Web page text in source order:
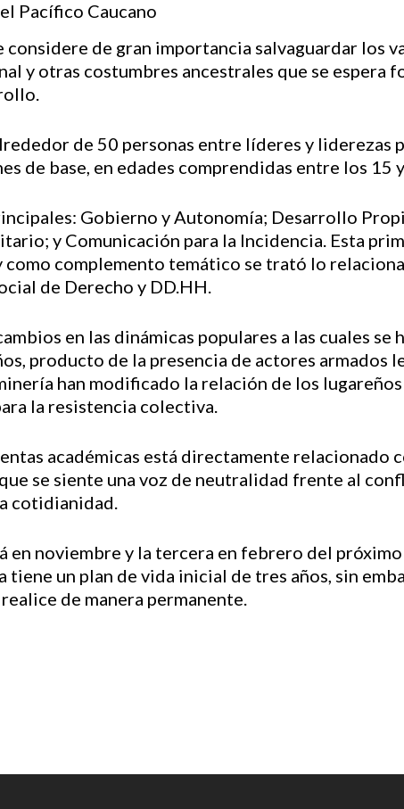
considere de gran importancia salvaguardar los
y otras costumbres ancestrales que se espera
de 50 personas entre líderes y liderezas
de base, en edades comprendidas entre los 15
Gobierno y Autonomía; Desarrollo
y Comunicación para la Incidencia. Esta
complemento temático se trató lo
de Derecho y DD.HH.
en las dinámicas populares a las cuales se
producto de la presencia de actores armados
han modificado la relación de los
la resistencia colectiva.
académicas está directamente relacionado
se siente una voz de neutralidad frente al
cotidianidad.
en noviembre y la tercera en febrero del
tiene un plan de vida inicial de tres años, sin
de manera permanente.